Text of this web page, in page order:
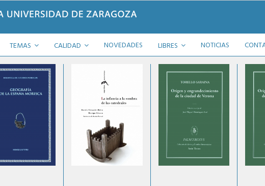
TEMAS CALIDAD NOVEDADES LIBRES NOTICIAS